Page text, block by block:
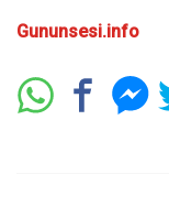
Gununsesi.info